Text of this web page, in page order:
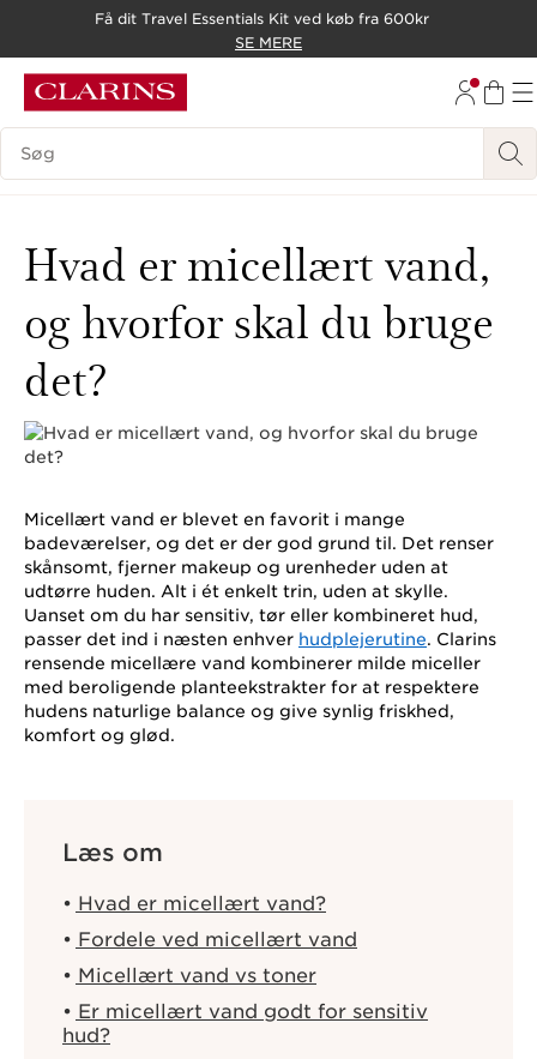
GÅ TIL BUND
Få dit Travel Essentials Kit ved køb fra 600kr
SE MERE
Søgevindue
Hvad er micellært vand,
og hvorfor skal du bruge
det?
Micellært vand er blevet en favorit i mange
badeværelser, og det er der god grund til. Det renser
skånsomt, fjerner makeup og urenheder uden at
udtørre huden. Alt i ét enkelt trin, uden at skylle.
Uanset om du har sensitiv, tør eller kombineret hud,
passer det ind i næsten enhver hudplejerutine. Clarins
rensende micellære vand kombinerer milde miceller
med beroligende planteekstrakter for at respektere
hudens naturlige balance og give synlig friskhed,
komfort og glød.
Læs om
Hvad er micellært vand?
Fordele ved micellært vand
Micellært vand vs toner
Er micellært vand godt for sensitiv
hud?